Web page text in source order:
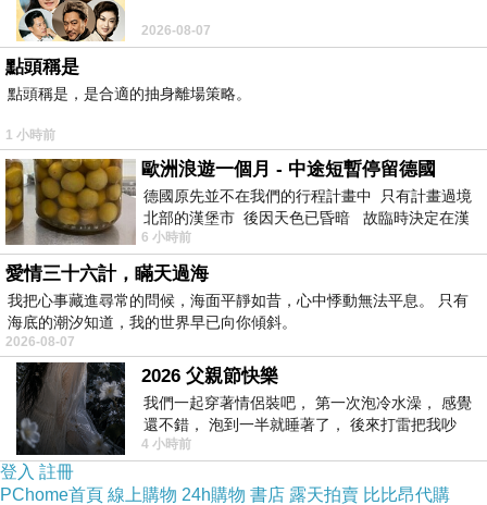
藉由等待減少行動壓力。此語氣的心理吸引力來自它能將
不作為轉化為正當行為。
被動式等待模型的形成亦與東亞文化的時間觀念相關。傳
用途。等待能降低衝突，讓個體避免捲入不可預測的情
勢。在此環境下，「自然直」語句成為一種有效的生存策
略。當社會已習慣以穩定為優先，任何過早行動都可能被
視為破壞原有秩序的行為。
但這個時間觀念在現代社會出現結構性偏差。高速度系統
的特性令時機成為主要價值來源。資訊、資本、科技與市
場的流動速度遠高於以往，過度依賴「自然直」會造成行
動延遲。情勢不會因等待而變得更易理解，反而可能迅速
變化，使個體喪失介入的窗口。文化中的被動語法與現代
環境出現適配性斷層。
此語句亦具有焦慮調節功能。問題未解決時，焦慮會上
2026-08-07
點頭稱是
點頭稱是，是合適的抽身離場策略。
1 小時前
歐洲浪遊一個月 - 中途短暫停留德國
德國原先並不在我們的行程計畫中 只有計畫過境
北部的漢堡市 後因天色已昏暗 故臨時決定在漢
堡市吃晚餐和過夜
6 小時前
愛情三十六計，瞞天過海
我把心事藏進尋常的問候，海面平靜如昔，心中悸動無法平息。 只有
海底的潮汐知道，我的世界早已向你傾斜。
2026-08-07
2026 父親節快樂
我們一起穿著情侶裝吧， 第一次泡冷水澡， 感覺
還不錯， 泡到一半就睡著了， 後來打雷把我吵
醒， 手
4 小時前
登入 註冊
PChome首頁 線上購物 24h購物 書店 露天拍賣 比比昂代購